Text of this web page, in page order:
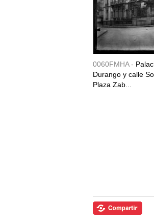
0060FMHA -
Durango y calle
Plaza Zab...